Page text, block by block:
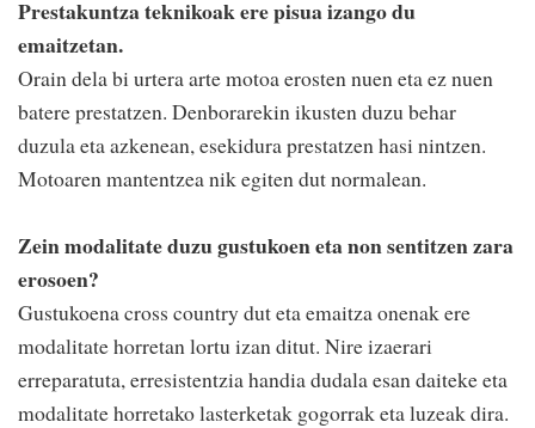
Prestakuntza teknikoak ere pisua izango du
emaitzetan.
Orain dela bi urtera arte motoa erosten nuen eta ez nuen
batere prestatzen. Denborarekin ikusten duzu behar
duzula eta azkenean, esekidura prestatzen hasi nintzen.
Motoaren mantentzea nik egiten dut normalean.
Zein modalitate duzu gustukoen eta non sentitzen zara
erosoen?
Gustukoena cross country dut eta emaitza onenak ere
modalitate horretan lortu izan ditut. Nire izaerari
erreparatuta, erresistentzia handia dudala esan daiteke eta
modalitate horretako lasterketak gogorrak eta luzeak dira.